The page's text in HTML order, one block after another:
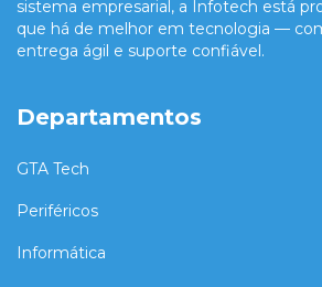
sistema empresarial, a Infotech está
que há de melhor em tecnologia —
entrega ágil e suporte confiável.
Departamentos
GTA Tech
Periféricos
Informática